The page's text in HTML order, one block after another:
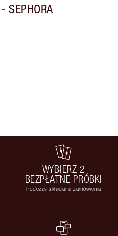
- SEPHORA
WYBIERZ 2
BEZPŁATNE PRÓBKI
Podczas składania zamówienia